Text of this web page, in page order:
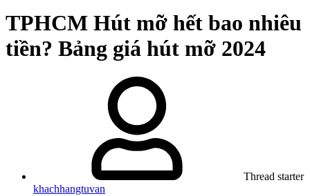
TPHCM Hút mỡ hết bao nhiêu
tiền? Bảng giá hút mỡ 2024
Thread starter
khachhangtuvan